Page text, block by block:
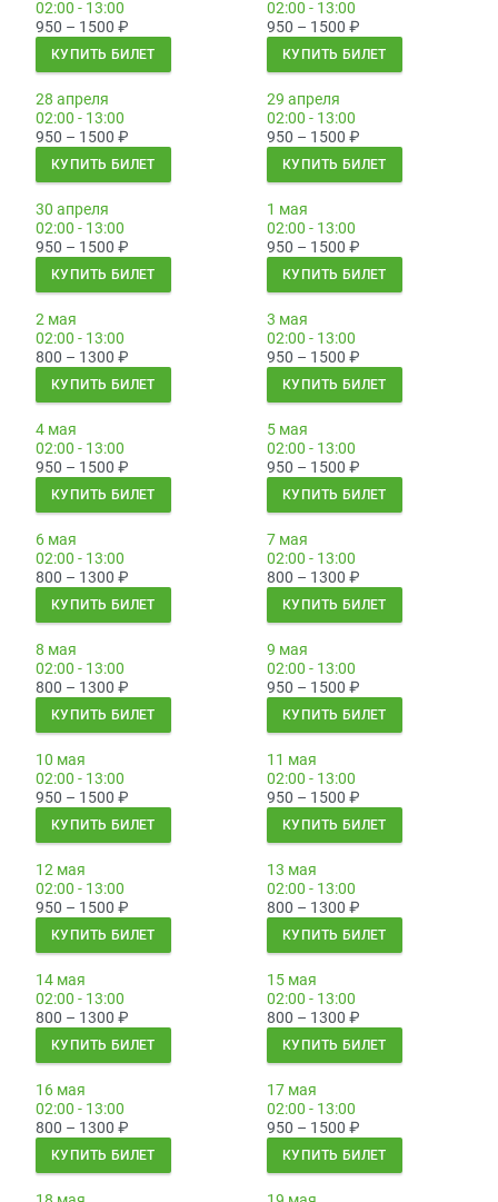
02:00 - 13:00
950 – 1500 ₽
КУПИТЬ БИЛЕТ
02:00 - 13:00
950 – 1500 ₽
КУПИТЬ БИЛЕТ
28 апреля
02:00 - 13:00
950 – 1500 ₽
КУПИТЬ БИЛЕТ
29 апреля
02:00 - 13:00
950 – 1500 ₽
КУПИТЬ БИЛЕТ
30 апреля
02:00 - 13:00
950 – 1500 ₽
КУПИТЬ БИЛЕТ
1 мая
02:00 - 13:00
950 – 1500 ₽
КУПИТЬ БИЛЕТ
2 мая
02:00 - 13:00
800 – 1300 ₽
КУПИТЬ БИЛЕТ
3 мая
02:00 - 13:00
950 – 1500 ₽
КУПИТЬ БИЛЕТ
4 мая
02:00 - 13:00
950 – 1500 ₽
КУПИТЬ БИЛЕТ
5 мая
02:00 - 13:00
950 – 1500 ₽
КУПИТЬ БИЛЕТ
6 мая
02:00 - 13:00
800 – 1300 ₽
КУПИТЬ БИЛЕТ
7 мая
02:00 - 13:00
800 – 1300 ₽
КУПИТЬ БИЛЕТ
8 мая
02:00 - 13:00
800 – 1300 ₽
КУПИТЬ БИЛЕТ
9 мая
02:00 - 13:00
950 – 1500 ₽
КУПИТЬ БИЛЕТ
10 мая
02:00 - 13:00
950 – 1500 ₽
КУПИТЬ БИЛЕТ
11 мая
02:00 - 13:00
950 – 1500 ₽
КУПИТЬ БИЛЕТ
12 мая
02:00 - 13:00
950 – 1500 ₽
КУПИТЬ БИЛЕТ
13 мая
02:00 - 13:00
800 – 1300 ₽
КУПИТЬ БИЛЕТ
14 мая
02:00 - 13:00
800 – 1300 ₽
КУПИТЬ БИЛЕТ
15 мая
02:00 - 13:00
800 – 1300 ₽
КУПИТЬ БИЛЕТ
16 мая
02:00 - 13:00
800 – 1300 ₽
КУПИТЬ БИЛЕТ
17 мая
02:00 - 13:00
950 – 1500 ₽
КУПИТЬ БИЛЕТ